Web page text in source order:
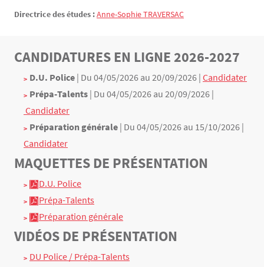
Directrice des études :Anne-Sophie TRAVERSAC
Texte
CANDIDATURES EN LIGNE 2026-2027
D.U. Police | Du 04/05/2026 au 20/09/2026 | Candidater
Prépa-Talents | Du 04/05/2026 au 20/09/2026 |
Candidater
Préparation générale | Du 04/05/2026 au 15/10/2026 |
Candidater
MAQUETTES DE PRÉSENTATION
D.U. Police
Prépa-Talents
Préparation générale
VIDÉOS DE PRÉSENTATION
DU Police / Prépa-Talents